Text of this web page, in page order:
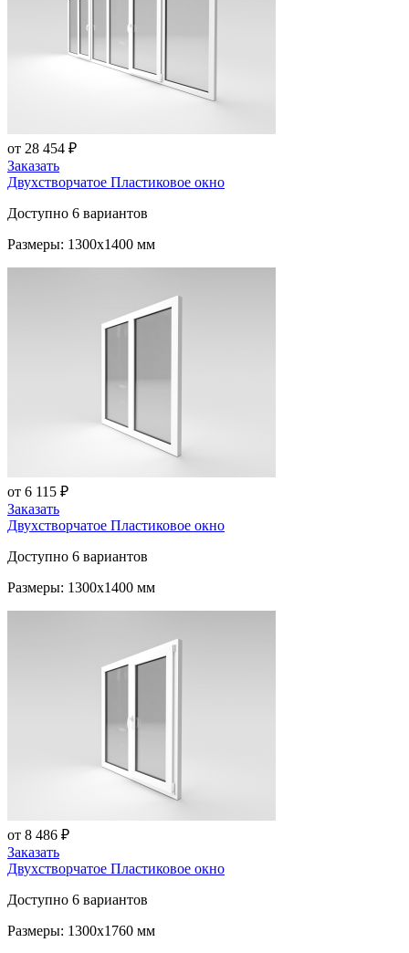
от 28 454 ₽
Заказать
Двухстворчатое Пластиковое окно
Доступно 6 вариантов
Размеры: 1300x1400 мм
от 6 115 ₽
Заказать
Двухстворчатое Пластиковое окно
Доступно 6 вариантов
Размеры: 1300x1400 мм
от 8 486 ₽
Заказать
Двухстворчатое Пластиковое окно
Доступно 6 вариантов
Размеры: 1300x1760 мм